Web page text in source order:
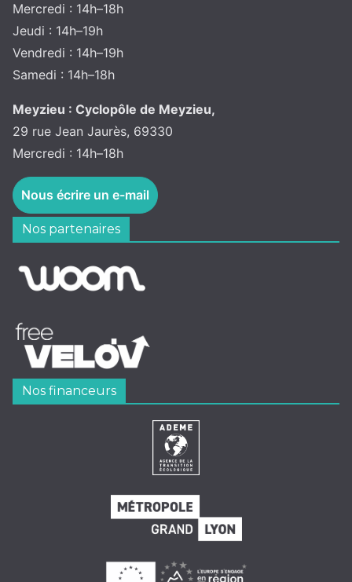
Mercredi : 14h–18h
Jeudi : 14h–19h
Vendredi : 14h–19h
Samedi : 14h–18h
Meyzieu : Cyclopôle de Meyzieu,
29 rue Jean Jaurès, 69330
Mercredi : 14h–18h
Nous écrire un e-mail
Nos partenaires
Nos financeurs